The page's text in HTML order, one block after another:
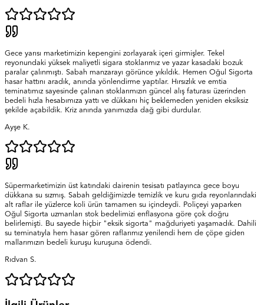
Gece yarısı marketimizin kepengini zorlayarak içeri girmişler. Tekel
reyonundaki yüksek maliyetli sigara stoklarımız ve yazar kasadaki bozuk
paralar çalınmıştı. Sabah manzarayı görünce yıkıldık. Hemen Oğul Sigorta
hasar hattını aradık, anında yönlendirme yaptılar. Hırsızlık ve emtia
teminatımız sayesinde çalınan stoklarımızın güncel alış faturası üzerinden
bedeli hızla hesabımıza yattı ve dükkanı hiç beklemeden yeniden eksiksiz
şekilde açabildik. Kriz anında yanımızda dağ gibi durdular.
Ayşe K.
Süpermarketimizin üst katındaki dairenin tesisatı patlayınca gece boyu
dükkana su sızmış. Sabah geldiğimizde temizlik ve kuru gıda reyonlarındaki
alt raflar ile yüzlerce koli ürün tamamen su içindeydi. Poliçeyi yaparken
Oğul Sigorta uzmanları stok bedelimizi enflasyona göre çok doğru
belirlemişti. Bu sayede hiçbir "eksik sigorta" mağduriyeti yaşamadık. Dahili
su teminatıyla hem hasar gören raflarımız yenilendi hem de çöpe giden
mallarımızın bedeli kuruşu kuruşuna ödendi.
Rıdvan S.